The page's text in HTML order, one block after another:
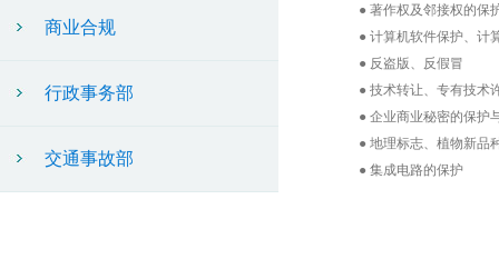
商业合规
行政事务部
交通事故部
● 著作权及邻接权的保
● 计算机软件保护、计
● 反盗版、反假冒
● 技术转让、专有技术
● 企业商业秘密的保护
● 地理标志、植物新品
● 集成电路的保护